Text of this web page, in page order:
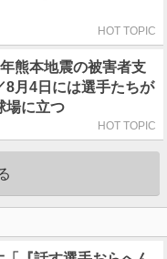
HOT TOPIC
熊本地震の被害者支
8月4日には選手たちが
場に立つ
HOT TOPIC